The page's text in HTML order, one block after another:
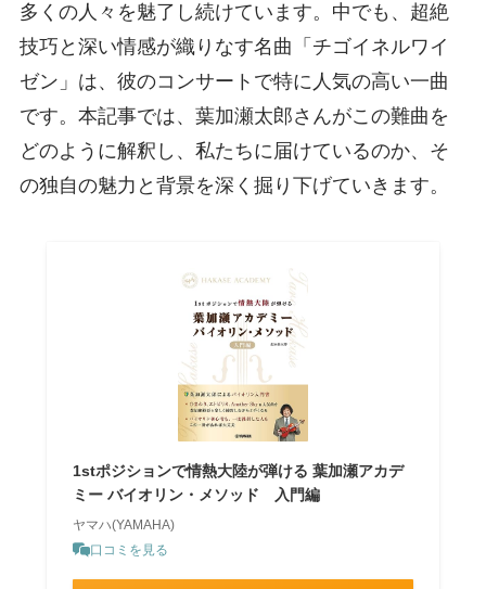
多くの人々を魅了し続けています。中でも、超絶
技巧と深い情感が織りなす名曲「チゴイネルワイ
ゼン」は、彼のコンサートで特に人気の高い一曲
です。本記事では、葉加瀬太郎さんがこの難曲を
どのように解釈し、私たちに届けているのか、そ
の独自の魅力と背景を深く掘り下げていきます。
1stポジションで情熱大陸が弾ける 葉加瀬アカデ
ミー バイオリン・メソッド 入門編
ヤマハ(YAMAHA)
口コミを見る